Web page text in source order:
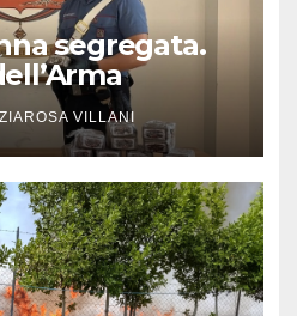
segregata.
VILLANI